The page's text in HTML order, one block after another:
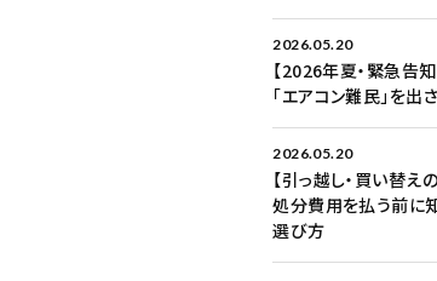
2026.05.20
【2026年夏・緊急告
「エアコン難民」を
2026.05.20
【引っ越し・買い替
処分費用を払う前に
選び方